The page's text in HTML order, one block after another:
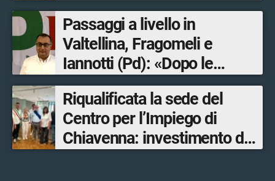
Passaggi a livello in
Valtellina, Fragomeli e
Iannotti (Pd): «Dopo le
Olimpiadi solo un terzo delle
opere sostitutive sarà
ultimato entro il 2026»
Riqualificata la sede del
Centro per l’Impiego di
Chiavenna: investimento da